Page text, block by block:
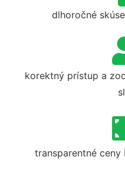
dlhoročné
korektný prístup a
transparentné